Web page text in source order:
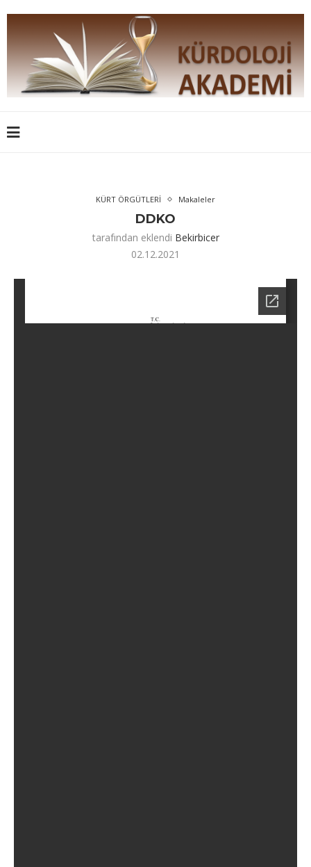
KÜRT ÖRGÜTLERİ Makaleler
DDKO
tarafından eklendi Bekirbicer
02.12.2021